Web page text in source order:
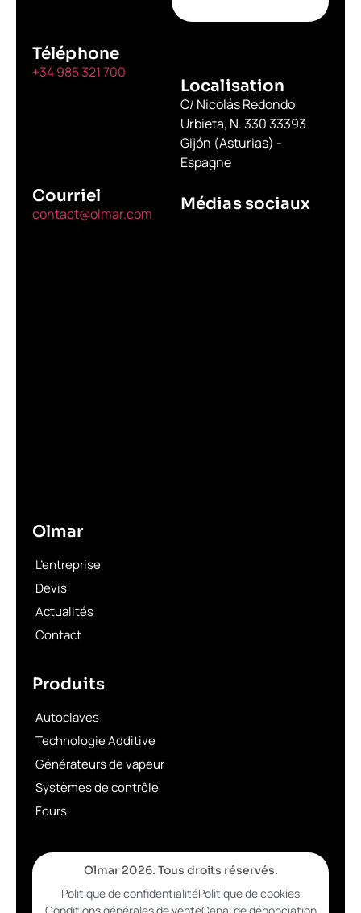
Téléphone
+34 985 321 700
Localisation
C/ Nicolás Redondo
Urbieta, N. 330 33393
Gijón (Asturias) -
Espagne
Courriel
contact@olmar.com Médias sociaux
Olmar
L’entreprise
Devis
Actualités
Contact
Produits
Autoclaves
Technologie Additive
Générateurs de vapeur
Systèmes de contrôle
Fours
Olmar 2026. Tous droits réservés.
Politique de confidentialitéPolitique de cookies